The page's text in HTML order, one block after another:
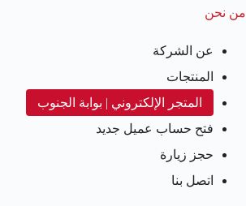
من نحن
عن الشركة
المنتجات
المتجر الإلكتروني | بوابة الجنوب
فتح حساب عميل جديد
حجز زيارة
اتصل بنا